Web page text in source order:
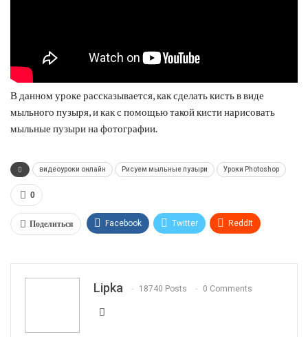
В данном уроке рассказывается, как сделать кисть в виде
мыльного пузыря, и как с помощью такой кисти нарисовать
мыльные пузыри на фотографии.
видеоуроки онлайн Рисуем мыльные пузыри Уроки Photoshop
0
Поделиться Facebook Twitter ReddIt
Lipka 18740 Posts 0 Comments